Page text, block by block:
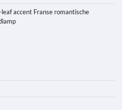
accent Franse romantische